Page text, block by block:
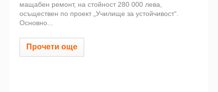
мащабен ремонт, на стойност 280 000 лева,
осъществен по проект „Училище за устойчивост“.
Основно...
Прочети още